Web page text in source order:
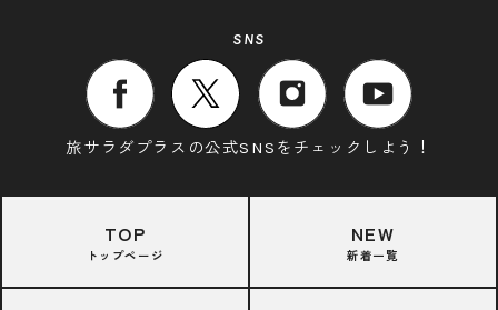
SNS
旅サラダプラスの公式SNSをチェックしよう！
TOP
トップページ
NEW
新着一覧